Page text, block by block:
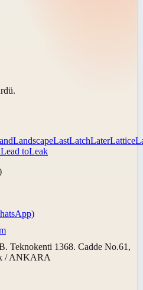
LandscapeLastLatchLaterLattice
Lead toLeak
Teknokenti 1368. Cadde No.61,
/ ANKARA